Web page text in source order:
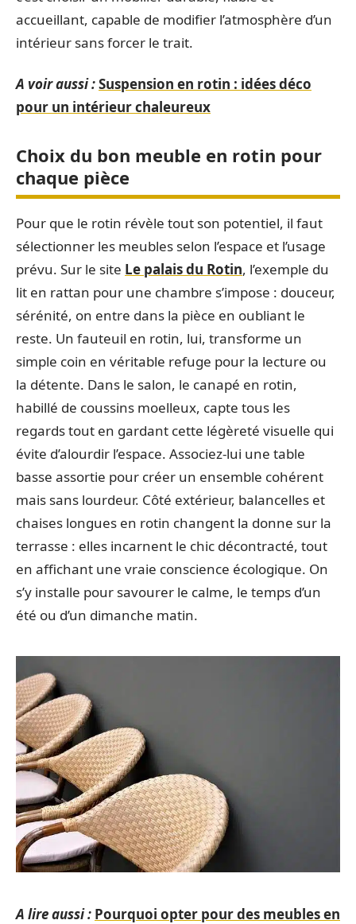
accueillant, capable de modifier l’atmosphère d’un
intérieur sans forcer le trait.
A voir aussi :Suspension en rotin : idées déco
pour un intérieur chaleureux
Choix du bon meuble en rotin pour
chaque pièce
Pour que le rotin révèle tout son potentiel, il faut
sélectionner les meubles selon l’espace et l’usage
prévu. Sur le site Le palais du Rotin, l’exemple du
lit en rattan pour une chambre s’impose : douceur,
sérénité, on entre dans la pièce en oubliant le
reste. Un fauteuil en rotin, lui, transforme un
simple coin en véritable refuge pour la lecture ou
la détente. Dans le salon, le canapé en rotin,
habillé de coussins moelleux, capte tous les
regards tout en gardant cette légèreté visuelle qui
évite d’alourdir l’espace. Associez-lui une table
basse assortie pour créer un ensemble cohérent
mais sans lourdeur. Côté extérieur, balancelles et
chaises longues en rotin changent la donne sur la
terrasse : elles incarnent le chic décontracté, tout
en affichant une vraie conscience écologique. On
s’y installe pour savourer le calme, le temps d’un
été ou d’un dimanche matin.
A lire aussi : Pourquoi opter pour des meubles en